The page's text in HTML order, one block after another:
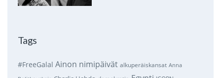
Tags
#FreeGalal Ainon nimipäivät alkuperäiskansat Anna